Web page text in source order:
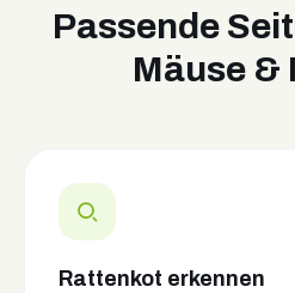
Passende
Mäuse &
Rattenkot erkennen